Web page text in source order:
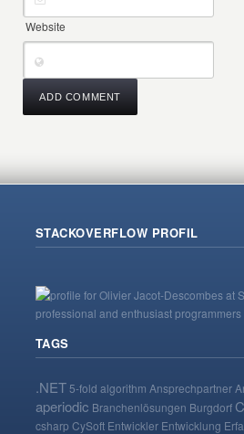
Website
STACKOVERFLOW PROFIL
TAGS
.NET 5-fold algorithm Ansprechpartner
aperiodic Branchenlösungen Burgdorf
csharp CySoft Entwickler Entwicklung